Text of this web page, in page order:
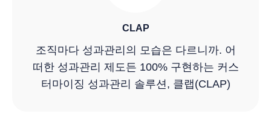
CLAP
조직마다 성과관리의 모습은 다르니까. 어
떠한 성과관리 제도든 100% 구현하는 커스
터마이징 성과관리 솔루션, 클랩(CLAP)